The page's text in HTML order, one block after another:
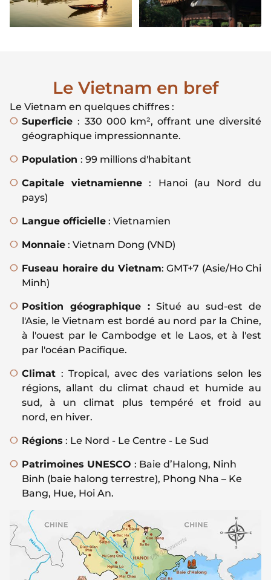
Le Vietnam en bref
Le Vietnam en quelques chiffres :
Superficie : 330 000 km², offrant une diversité
géographique impressionnante.
Population : 99 millions d'habitant
Capitale vietnamienne : Hanoi (au Nord du
pays)
Langue officielle : Vietnamien
Monnaie : Vietnam Dong (VND)
Fuseau horaire du Vietnam: GMT+7 (Asie/Ho Chi
Minh)
Position géographique :Situé au sud-est de
l'Asie, le Vietnam est bordé au nord par la Chine,
à l'ouest par le Cambodge et le Laos, et à l'est
par l'océan Pacifique.
Climat : Tropical, avec des variations selon les
régions, allant du climat chaud et humide au
sud, à un climat plus tempéré et froid au
nord, en hiver.
Régions : Le Nord - Le Centre - Le Sud
Patrimoines UNESCO : Baie d’Halong, Ninh
Binh (baie halong terrestre), Phong Nha – Ke
Bang, Hue, Hoi An.